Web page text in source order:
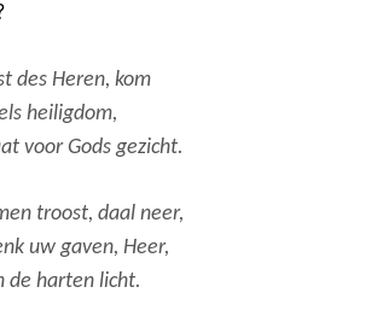
des Heren, kom
heiligdom,
voor Gods gezicht.
troost, daal neer,
uw gaven, Heer,
de harten licht.